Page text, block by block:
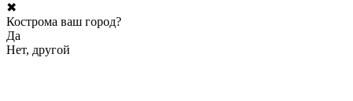
✖
Кострома ваш город?
Да
Нет, другой